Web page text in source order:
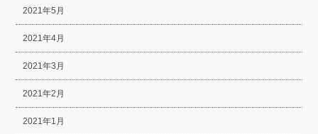
2021年5月
2021年4月
2021年3月
2021年2月
2021年1月